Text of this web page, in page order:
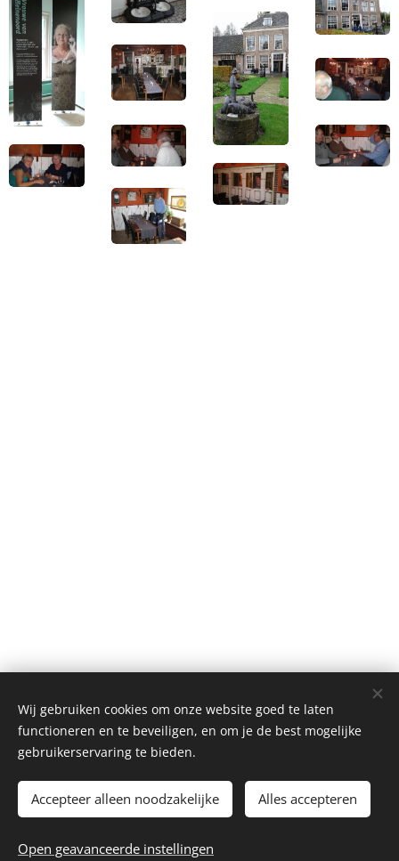
Webmaster - webmaster@autoclubcarwei.nl
Wij gebruiken cookies om onze website goed te laten
functioneren en te beveiligen, en om je de best mogelijke
gebruikerservaring te bieden.
Accepteer alleen noodzakelijke Alles accepteren
Open geavanceerde instellingen